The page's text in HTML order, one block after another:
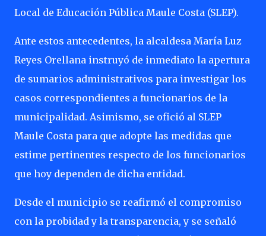
Local de Educación Pública Maule Costa (SLEP).
Ante estos antecedentes, la alcaldesa María Luz
Reyes Orellana instruyó de inmediato la apertura
de sumarios administrativos para investigar los
casos correspondientes a funcionarios de la
municipalidad. Asimismo, se ofició al SLEP
Maule Costa para que adopte las medidas que
estime pertinentes respecto de los funcionarios
que hoy dependen de dicha entidad.
Desde el municipio se reafirmó el compromiso
con la probidad y la transparencia, y se señaló